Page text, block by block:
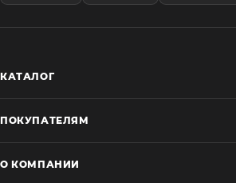
КАТАЛОГ
ПОКУПАТЕЛЯМ
О КОМПАНИИ